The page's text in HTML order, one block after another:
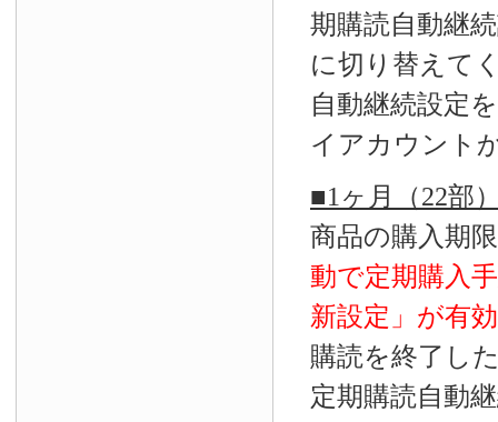
期購読自動継
に切り替えて
自動継続設定
イアカウント
■1ヶ月（22部
商品の購入期
動で定期購入
新設定」が有効
購読を終了し
定期購読自動